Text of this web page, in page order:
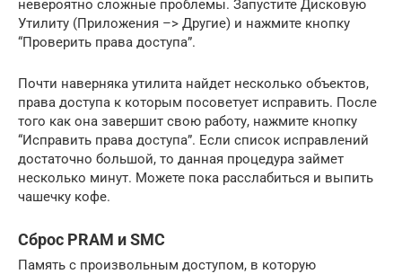
невероятно сложные проблемы. Запустите Дисковую
Утилиту (Приложения –> Другие) и нажмите кнопку
“Проверить права доступа”.
Почти наверняка утилита найдет несколько объектов,
права доступа к которым посоветует исправить. После
того как она завершит свою работу, нажмите кнопку
“Исправить права доступа”. Если список исправлений
достаточно большой, то данная процедура займет
несколько минут. Можете пока расслабиться и выпить
чашечку кофе.
Сброс PRAM и SMC
Память с произвольным доступом, в которую